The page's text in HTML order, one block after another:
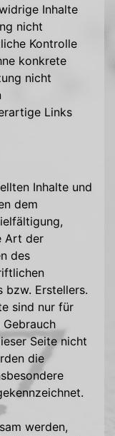
Inhalte
nicht
Kontrolle
konkrete
nicht
Links
Inhalte und
dem
Art der
des
bzw. Erstellers.
sind nur für
Seite nicht
die
werden,